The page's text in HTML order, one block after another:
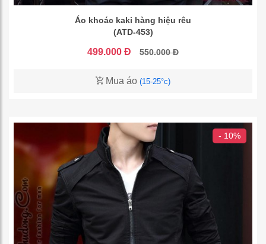
Áo khoác kaki hàng hiệu rêu
(ATD-453)
499.000 Đ 550.000 Đ
Mua áo (15-25°c)
- 10%